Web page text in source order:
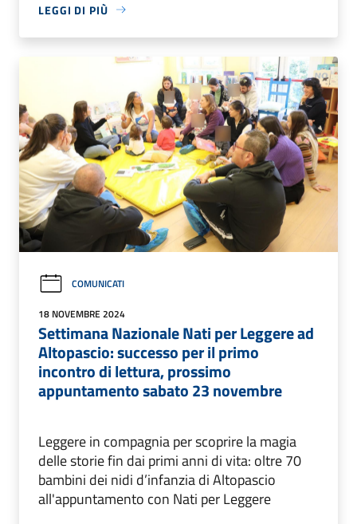
LEGGI DI PIÙ
COMUNICATI
18 NOVEMBRE 2024
Settimana Nazionale Nati per Leggere ad
Altopascio: successo per il primo
incontro di lettura, prossimo
appuntamento sabato 23 novembre
Leggere in compagnia per scoprire la magia
delle storie fin dai primi anni di vita: oltre 70
bambini dei nidi d’infanzia di Altopascio
all'appuntamento con Nati per Leggere